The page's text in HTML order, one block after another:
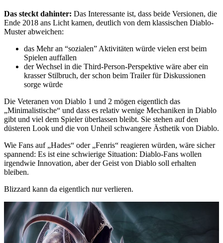
Das steckt dahinter: Das Interessante ist, dass beide Versionen, die
Ende 2018 ans Licht kamen, deutlich von dem klassischen Diablo-
Muster abweichen:
das Mehr an “sozialen” Aktivitäten würde vielen erst beim
Spielen auffallen
der Wechsel in die Third-Person-Perspektive wäre aber ein
krasser Stilbruch, der schon beim Trailer für Diskussionen
sorge würde
Die Veteranen von Diablo 1 und 2 mögen eigentlich das
„Minimalistische“ und dass es relativ wenige Mechaniken in Diablo
gibt und viel dem Spieler überlassen bleibt. Sie stehen auf den
düsteren Look und die von Unheil schwangere Ästhetik von Diablo.
Wie Fans auf „Hades“ oder „Fenris“ reagieren würden, wäre sicher
spannend: Es ist eine schwierige Situation: Diablo-Fans wollen
irgendwie Innovation, aber der Geist von Diablo soll erhalten
bleiben.
Blizzard kann da eigentlich nur verlieren.